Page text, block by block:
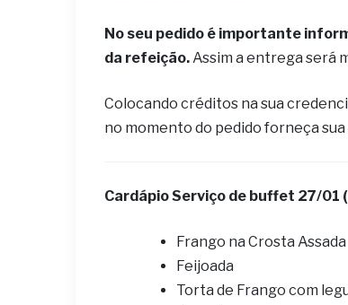
No seu pedido é importante
da refeição.Assim a entrega será
Colocando créditos na sua
no momento do pedido forneça
Cardápio ​Serviço de buffet 27/01
Frango na Crosta Assada
Feijoada
Torta de Frango com